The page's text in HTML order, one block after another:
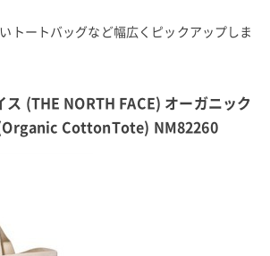
トートバッグなど幅広くピックアップしま
ス (THE NORTH FACE) オーガニック
CottonTote) NM82260